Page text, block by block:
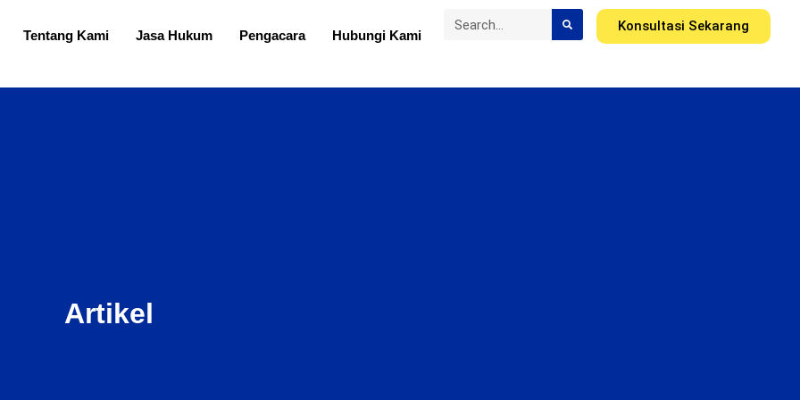
Tentang Kami Jasa Hukum Pengacara Hubungi Kami
Konsultasi Sekarang
Artikel